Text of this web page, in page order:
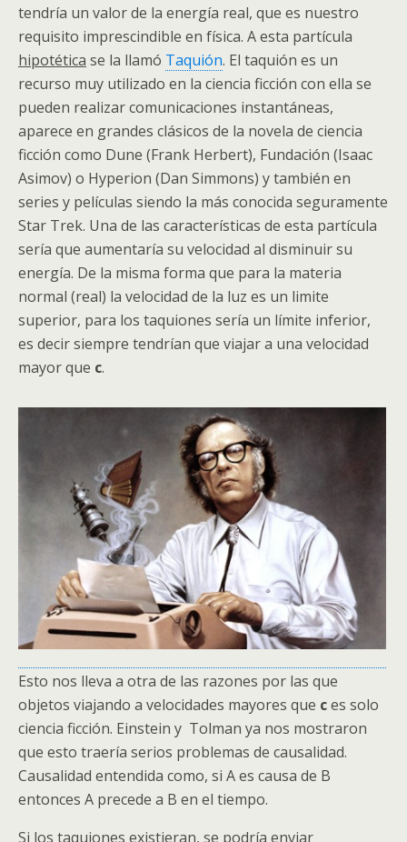
tendría un valor de la energía real, que es nuestro
requisito imprescindible en física. A esta partícula
hipotética se la llamó Taquión. El taquión es un
recurso muy utilizado en la ciencia ficción con ella se
pueden realizar comunicaciones instantáneas,
aparece en grandes clásicos de la novela de ciencia
ficción como Dune (Frank Herbert), Fundación (Isaac
Asimov) o Hyperion (Dan Simmons) y también en
series y películas siendo la más conocida seguramente
Star Trek. Una de las características de esta partícula
sería que aumentaría su velocidad al disminuir su
energía. De la misma forma que para la materia
normal (real) la velocidad de la luz es un limite
superior, para los taquiones sería un límite inferior,
es decir siempre tendrían que viajar a una velocidad
mayor que c.
Esto nos lleva a otra de las razones por las que
objetos viajando a velocidades mayores que ces solo
ciencia ficción. Einstein y Tolman ya nos mostraron
que esto traería serios problemas de causalidad.
Causalidad entendida como, si A es causa de B
entonces A precede a B en el tiempo.
Si los taquiones existieran, se podría enviar